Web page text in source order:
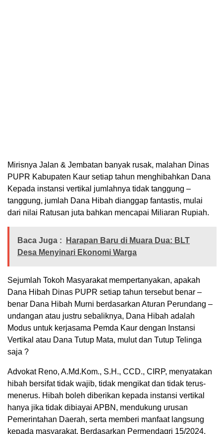
Mirisnya Jalan & Jembatan banyak rusak, malahan Dinas
PUPR Kabupaten Kaur setiap tahun menghibahkan Dana
Kepada instansi vertikal jumlahnya tidak tanggung –
tanggung, jumlah Dana Hibah dianggap fantastis, mulai
dari nilai Ratusan juta bahkan mencapai Miliaran Rupiah.
Baca Juga :
Harapan Baru di Muara Dua: BLT
Desa Menyinari Ekonomi Warga
Sejumlah Tokoh Masyarakat mempertanyakan, apakah
Dana Hibah Dinas PUPR setiap tahun tersebut benar –
benar Dana Hibah Murni berdasarkan Aturan Perundang –
undangan atau justru sebaliknya, Dana Hibah adalah
Modus untuk kerjasama Pemda Kaur dengan Instansi
Vertikal atau Dana Tutup Mata, mulut dan Tutup Telinga
saja ?
Advokat Reno, A.Md.Kom., S.H., CCD., CIRP, menyatakan
hibah bersifat tidak wajib, tidak mengikat dan tidak terus-
menerus. Hibah boleh diberikan kepada instansi vertikal
hanya jika tidak dibiayai APBN, mendukung urusan
Pemerintahan Daerah, serta memberi manfaat langsung
kepada masyarakat. Berdasarkan Permendagri 15/2024,